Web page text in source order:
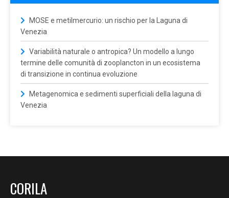
MOSE e metilmercurio: un rischio per la Laguna di
Venezia
Variabilità naturale o antropica? Un modello a lungo
termine delle comunità di zooplancton in un ecosistema
di transizione in continua evoluzione
Metagenomica e sedimenti superficiali della laguna di
Venezia
CORILA